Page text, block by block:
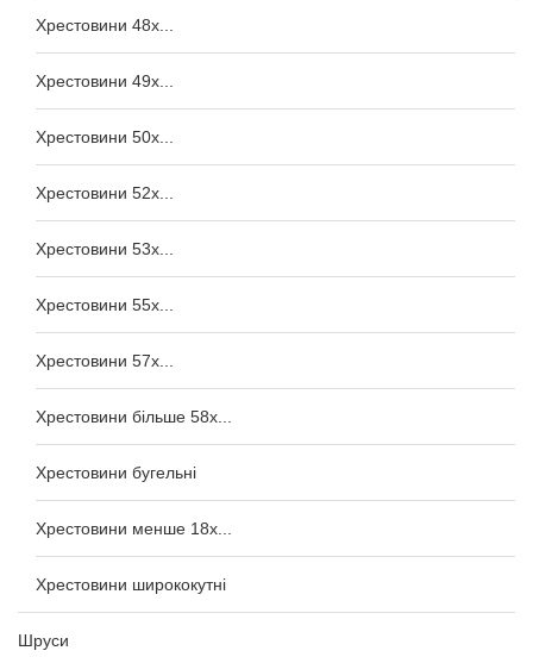
Хрестовини 48x...
Хрестовини 49x...
Хрестовини 50x...
Хрестовини 52x...
Хрестовини 53x...
Хрестовини 55x...
Хрестовини 57x...
Хрестовини більше 58x...
Хрестовини бугельні
Хрестовини менше 18x...
Хрестовини ширококутні
Шруси